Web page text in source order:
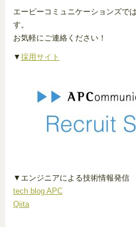
エーピーコミュニケーションズで
す。
お気軽にご連絡ください！
▼ 採用サイト
▼エンジニアによる技術情報発信
tech blog APC
Qiita